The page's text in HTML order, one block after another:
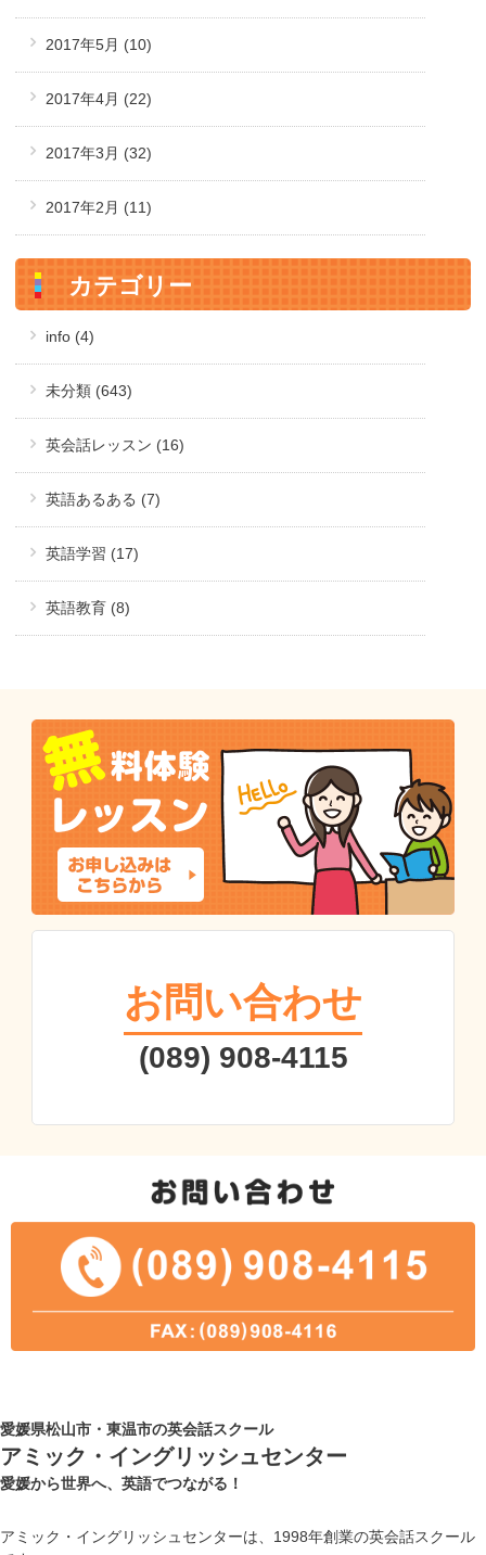
2017年5月 (10)
2017年4月 (22)
2017年3月 (32)
2017年2月 (11)
カテゴリー
info (4)
未分類 (643)
英会話レッスン (16)
英語あるある (7)
英語学習 (17)
英語教育 (8)
お問い合わせ
(089) 908-4115
愛媛県松山市・東温市の英会話スクール
アミック・イングリッシュセンター
愛媛から世界へ、英語でつながる！
アミック・イングリッシュセンターは、1998年創業の英会話スクール